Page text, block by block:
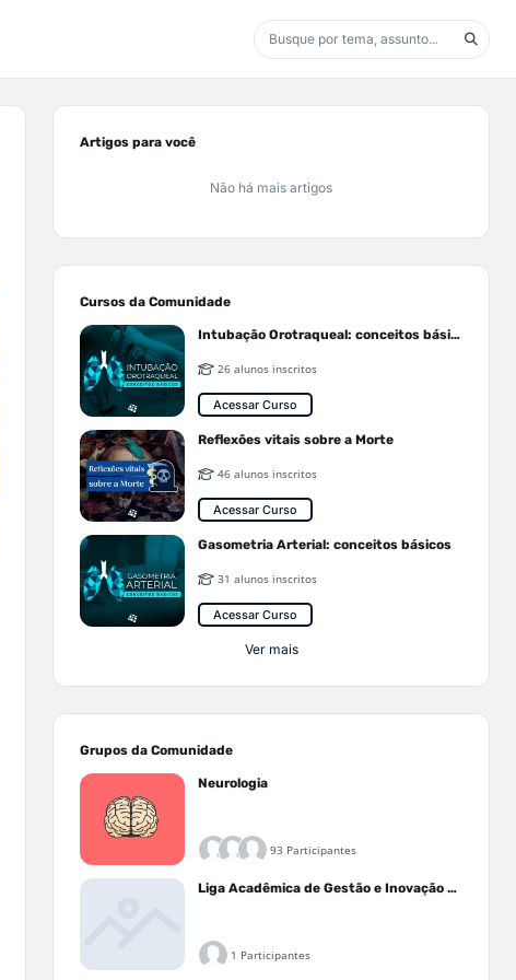
Artigos para você
Não há mais artigos
Cursos da Comunidade
Intubação Orotraqueal: conceitos básicos
26 alunos inscritos
Acessar Curso
Reflexões vitais sobre a Morte
46 alunos inscritos
Acessar Curso
Gasometria Arterial: conceitos básicos
31 alunos inscritos
Acessar Curso
Ver mais
Grupos da Comunidade
Neurologia
93 Participantes
Liga Acadêmica de Gestão e Inovação Médica - LAGIM
1 Participantes